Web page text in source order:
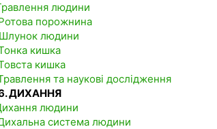
людини
порожнина
людини
кишка
кишка
та наукові дослідження
ДИХАННЯ
людини
система людини